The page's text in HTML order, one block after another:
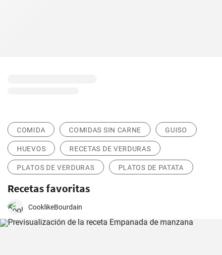
COMIDA COMIDAS SIN CARNE GUISO
HUEVOS RECETAS DE VERDURAS
PLATOS DE VERDURAS PLATOS DE PATATA
Recetas favoritas
CooklikeBourdain